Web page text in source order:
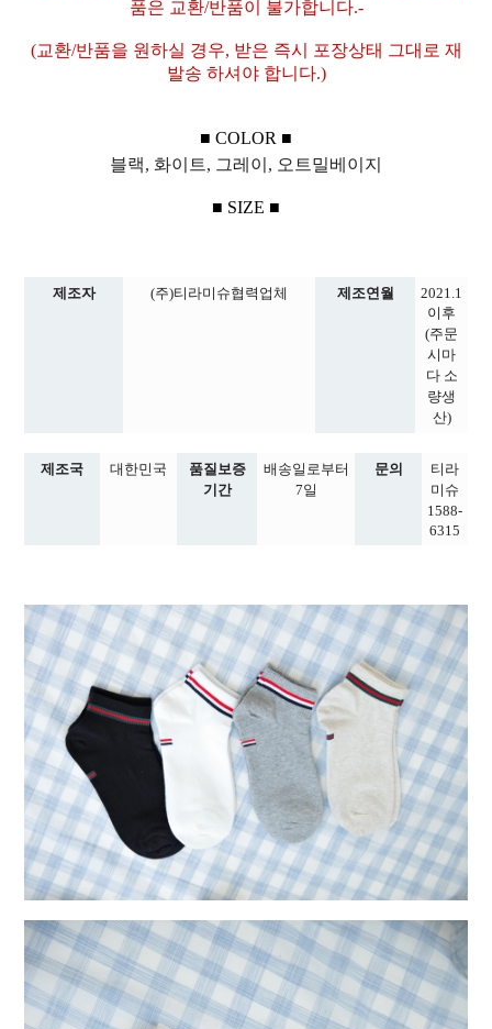
품은 교환/반품이 불가합니다.-
(교환/반품을 원하실 경우, 받은 즉시 포장상태 그대로 재
발송 하셔야 합니다.)
■ COLOR ■
블랙, 화이트, 그레이, 오트밀베이지
■ SIZE ■
제조자 (주)티라미슈협력업체 제조연월
2021.1
이후
(주문
시마
다 소
량생
산)
제조국 대한민국
품질보증
기간
배송일로부터
7일
문의
티라
미슈
1588-
6315